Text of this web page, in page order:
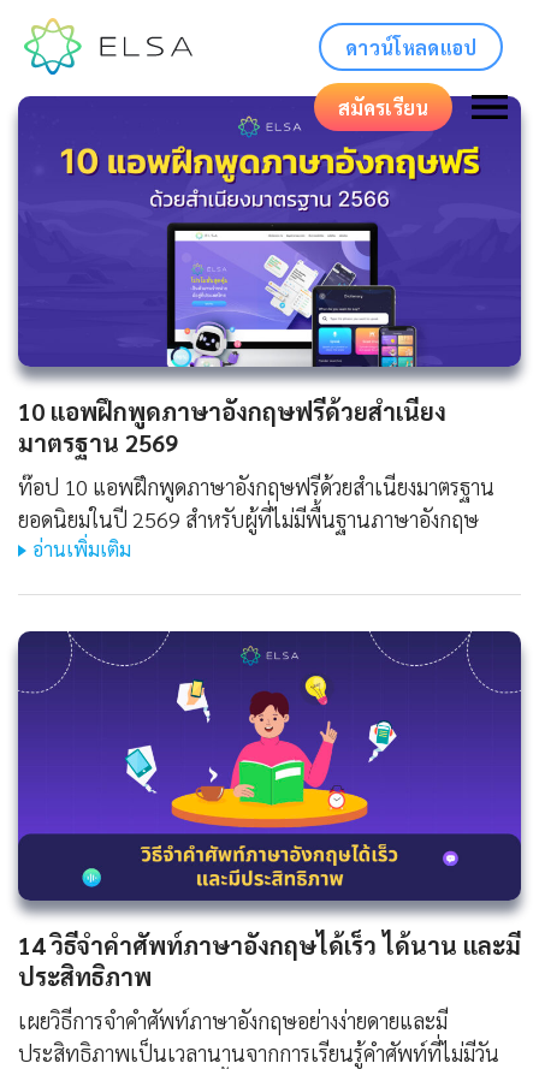
ดาวน์โหลดแอป
สมัครเรียน
10 แอพฝึกพูดภาษาอังกฤษฟรีด้วยสำเนียง
มาตรฐาน 2569
ท๊อป 10 แอพฝึกพูดภาษาอังกฤษฟรีด้วยสำเนียงมาตรฐาน
ยอดนิยมในปี 2569 สำหรับผู้ที่ไม่มีพื้นฐานภาษาอังกฤษ
อ่านเพิ่มเติม
14 วิธีจําคําศัพท์ภาษาอังกฤษได้เร็ว ได้นาน และมี
ประสิทธิภาพ
เผยวิธีการจำคำศัพท์ภาษาอังกฤษอย่างง่ายดายและมี
ประสิทธิภาพเป็นเวลานานจากการเรียนรู้คำศัพท์ที่ไม่มีวัน